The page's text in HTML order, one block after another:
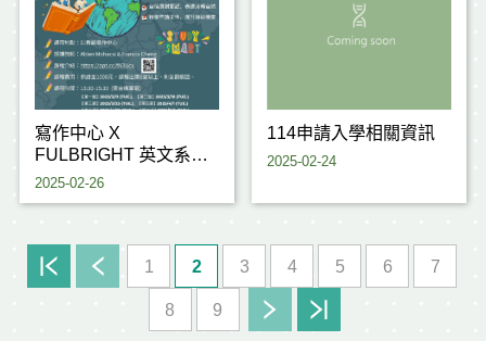
寫作中心 X
FULBRIGHT 英文系列
特訓課程
2025-02-26
114申請入學相關資訊
2025-02-24
1 2 3 4 5 6 7
8 9